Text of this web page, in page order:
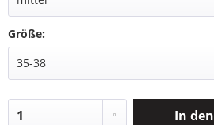
Größe:
In den